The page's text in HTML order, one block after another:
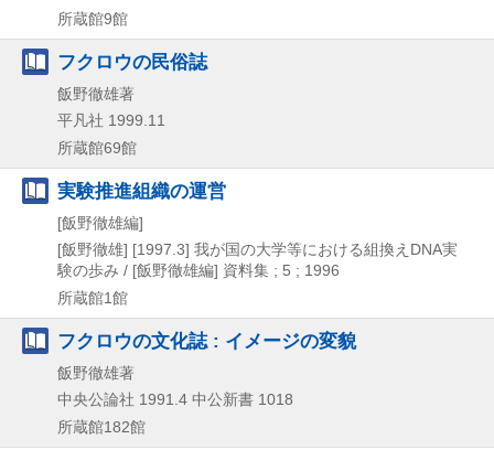
所蔵館9館
フクロウの民俗誌
飯野徹雄著
平凡社 1999.11
所蔵館69館
実験推進組織の運営
[飯野徹雄編]
[飯野徹雄] [1997.3] 我が国の大学等における組換えDNA実
験の歩み / [飯野徹雄編] 資料集 ; 5 ; 1996
所蔵館1館
フクロウの文化誌 : イメージの変貌
飯野徹雄著
中央公論社 1991.4 中公新書 1018
所蔵館182館